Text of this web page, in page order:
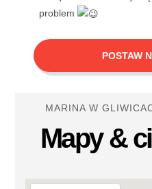
problem
POSTAW
MARINA W
Mapy &